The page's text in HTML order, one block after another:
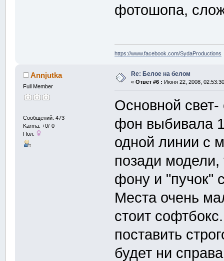
фотошопа,
https://www.facebook.com/SydaProductions
Annjutka
Full Member
Сообщений: 473
Karma: +0/-0
Пол:
Re: Белое на белом
« Ответ #6 : Июня 22, 2008,
Основной свет-
фон выбивала
одной линии с
позади модели,
фону и "пучок"
Места очень
стоит
поставить
будет ни